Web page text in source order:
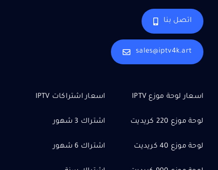
اتصل بنا
sales@iptv4k.art
اسعار لوحة موزع IPTV
لوحة موزع 220 كريديت
لوحة موزع 40 كريديت
اسعار اشتراكات IPTV
اشتراك 3 شهور
اشتراك 6 شهور